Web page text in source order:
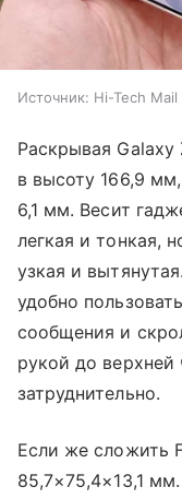
Источник: Hi-Tech Mail
Раскрывая
в высоту 166,9
6,1 мм. Весит
легкая и тонкая,
узкая и
удобно
сообщения и
рукой до
затруднительно.
Если же сложить
85,7×75,4×13,1